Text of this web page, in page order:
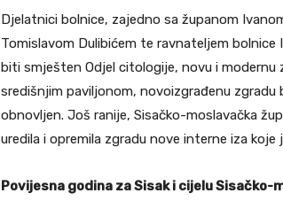
Djelatnici bolnice, zajedno sa županom
Tomislavom Dulibićem te ravnateljem
biti smješten Odjel citologije, novu i modernu
središnjim paviljonom, novoizgrađenu
obnovljen. Još ranije, Sisačko-moslavačka
uredila i opremila zgradu nove interne iza koje
Povijesna godina za Sisak i cijelu Sisačko-